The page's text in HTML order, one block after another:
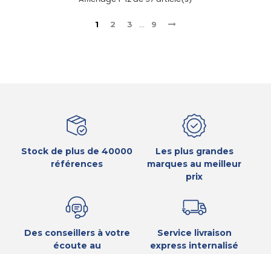
1 2 3 … 9
Stock de plus de 40000
références
Les plus grandes
marques au meilleur
prix
Des conseillers à votre
écoute au
Service livraison
express internalisé